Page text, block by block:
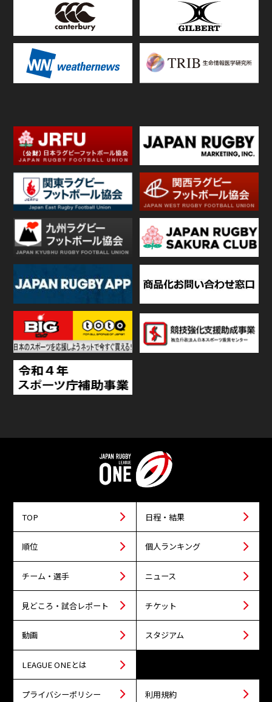
TOP 日程・結果
順位 個人ランキング
チーム・選手 ニュース
見どころ・試合レポート チケット
動画 スタジアム
LEAGUE ONEとは
プライバシーポリシー 利用規約